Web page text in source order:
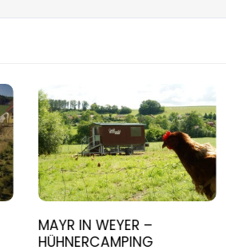
MAYR IN WEYER –
HÜHNERCAMPING